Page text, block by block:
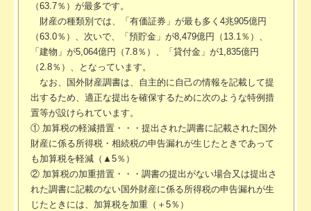
（63.7％）が最多です。
財産の種類別では、「有価証券」が最も多く4兆905億円
（63.0％）、次いで、「預貯金」が8,479億円（13.1％）、
「建物」が5,064億円（7.8％）、「貸付金」が1,835億円
（2.8％）、となっています。
なお、国外財産調書は、自主的に自己の情報を記載して提
出するため、適正な提出を確保するために次のような特例措
置等が設けられています。
① 加算税の軽減措置・・・提出された調書に記載された国外
財産に係る所得税・相続税の申告漏れが生じたときであって
も加算税を軽減（▲5％）
② 加算税の加重措置・・・調書の提出がない場合又は提出さ
れた調書に記載のない国外財産に係る所得税の申告漏れが生
じたときには、加算税を加重（＋5％）